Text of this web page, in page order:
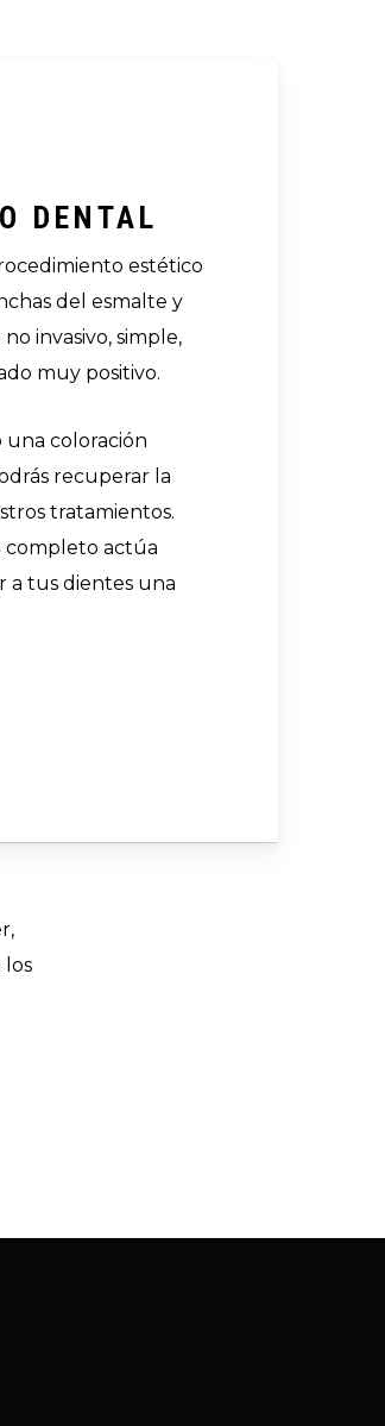
DENTAL
estético
del esmalte y
invasivo, simple,
muy positivo.
coloración
recuperar la
tratamientos.
completo actúa
a tus dientes una
los